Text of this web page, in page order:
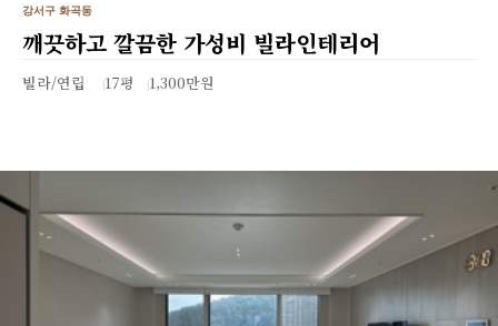
강서구 화곡동
깨끗하고 깔끔한 가성비 빌라인테리어
빌라/연립 17평 1,300만원